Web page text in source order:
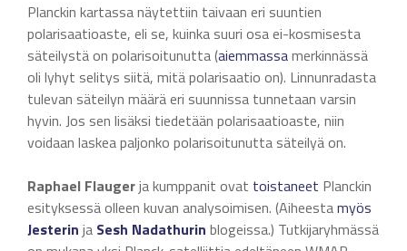
Planckin kartassa näytettiin taivaan eri suuntien
polarisaatioaste, eli se, kuinka suuri osa ei-kosmisesta
säteilystä on polarisoitunutta (aiemmassamerkinnässä
oli lyhyt selitys siitä, mitä polarisaatio on). Linnunradasta
tulevan säteilyn määrä eri suunnissa tunnetaan varsin
hyvin. Jos sen lisäksi tiedetään polarisaatioaste, niin
voidaan laskea paljonko polarisoitunutta säteilyä on.
Raphael Flaugerja kumppanit ovat toistaneet Planckin
esityksessä olleen kuvan analysoimisen. (Aiheestamyös
Jesterin ja Sesh Nadathurin blogeissa.) Tutkijaryhmässä